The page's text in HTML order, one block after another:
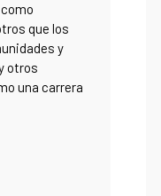
que los
y
otros
una carrera